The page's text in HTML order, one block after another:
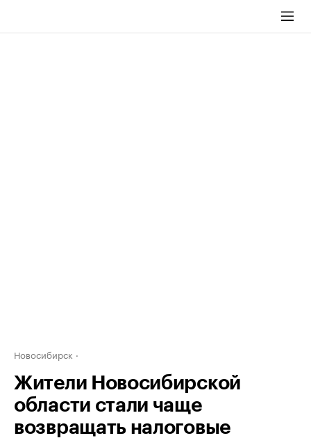
Новосибирск
Жители Новосибирской
области стали чаще
возвращать налоговые